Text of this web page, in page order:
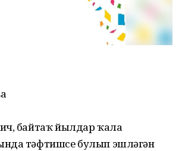
байтаҡ йылдар ҡала
тәфтишсе булып эшләгән